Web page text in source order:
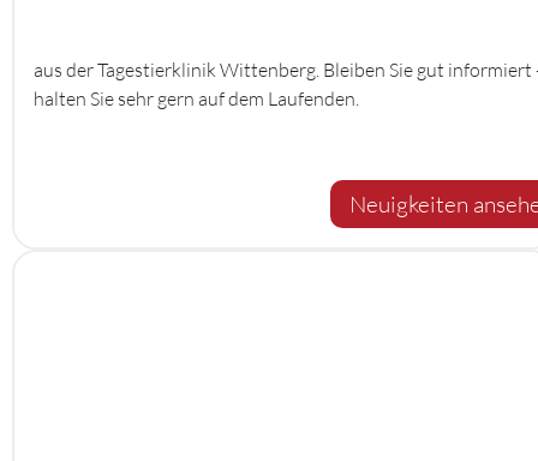
aus der Tagestierklinik Wittenberg. Bleiben Sie gut informiert
halten Sie sehr gern auf dem Laufenden.
Neuigkeiten